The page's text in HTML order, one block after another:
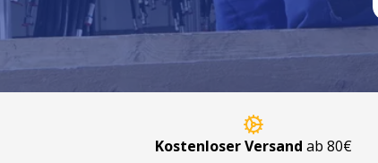
Kostenloser Versand ab 80€